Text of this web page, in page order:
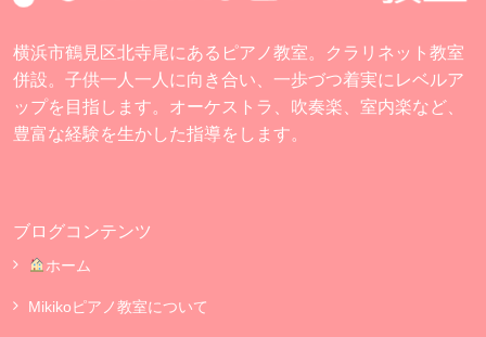
横浜市鶴見区北寺尾にあるピアノ教室。クラリネット教室
併設。子供一人一人に向き合い、一歩づつ着実にレベルア
ップを目指します。オーケストラ、吹奏楽、室内楽など、
豊富な経験を生かした指導をします。
ブログコンテンツ
ホーム
Mikikoピアノ教室について